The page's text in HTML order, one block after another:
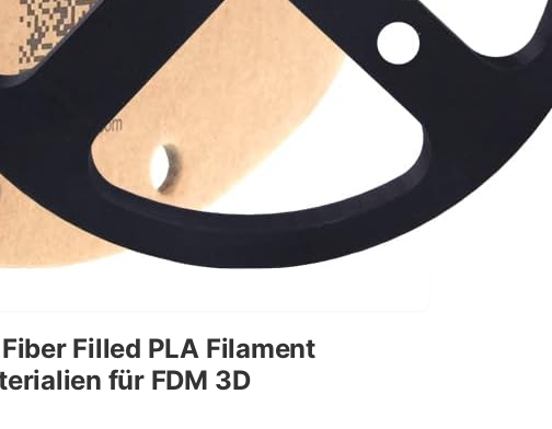
Filled PLA Filament
für FDM 3D